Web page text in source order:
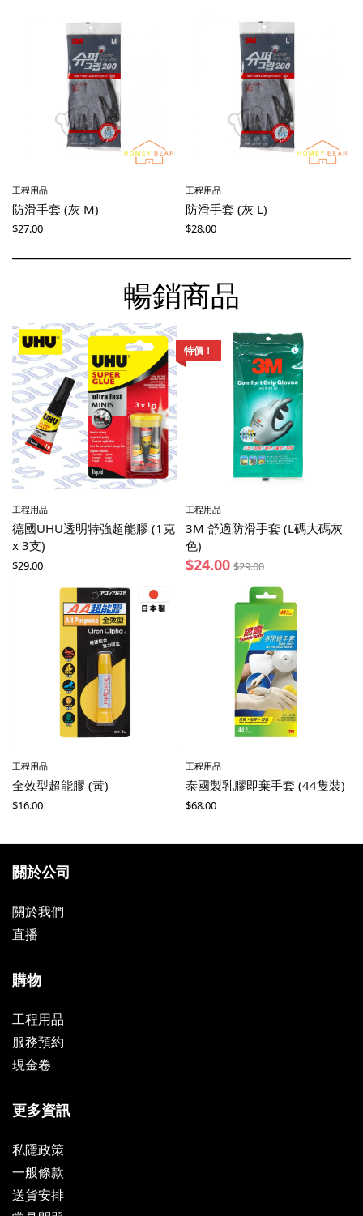
工程用品
防滑手套 (灰 M)
$27.00
工程用品
防滑手套 (灰 L)
$28.00
暢銷商品
工程用品
德國UHU透明特強超能膠 (1克
x 3支)
$29.00
特價！
工程用品
3M 舒適防滑手套 (L碼大碼灰
色)
$24.00 $29.00
工程用品
全效型超能膠 (黃)
$16.00
工程用品
泰國製乳膠即棄手套 (44隻裝)
$68.00
關於公司
關於我們
直播
購物
工程用品
服務預約
現金卷
更多資訊
私隱政策
一般條款
送貨安排